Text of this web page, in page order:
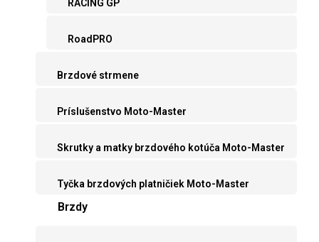
RACING GP
RoadPRO
Brzdové strmene
Príslušenstvo Moto-Master
Skrutky a matky brzdového kotúča Moto-Master
Tyčka brzdových platničiek Moto-Master
Brzdy